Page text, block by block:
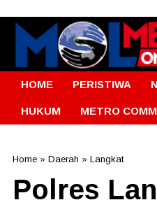
HOME PERISTIWA
HUKUM METRO
Home » Daerah » Langkat
Polres